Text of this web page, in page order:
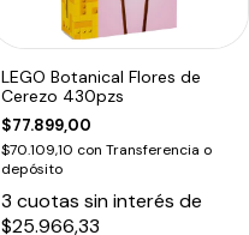
LEGO Botanical Flores de
Cerezo 430pzs
$77.899,00
$70.109,10 con Transferencia o
depósito
3 cuotas sin interés de
$25.966,33